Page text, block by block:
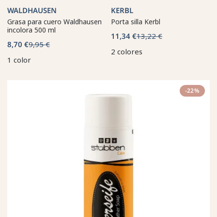
WALDHAUSEN
Grasa para cuero Waldhausen
incolora 500 ml
8,70 €9,95 €
1 color
KERBL
Porta silla Kerbl
11,34 €13,22 €
2 colores
-22%